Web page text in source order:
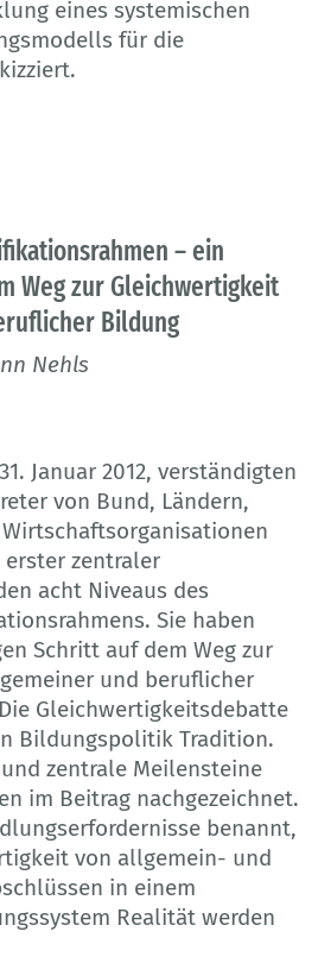
eines systemischen
für die
– ein
Weg zur Gleichwertigkeit
Bildung
Nehls
Januar 2012, verständigten
von Bund, Ländern,
zentraler
acht Niveaus des
Sie haben
Schritt auf dem Weg zur
und beruflicher
Gleichwertigkeitsdebatte
Bildungspolitik Tradition.
zentrale Meilensteine
im Beitrag nachgezeichnet.
benannt,
von allgemein- und
in einem
Realität werden